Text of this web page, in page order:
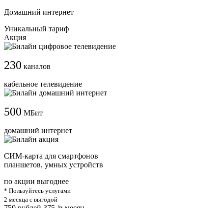
Домашний интернет
Уникальный тариф
Акция
230 каналов
кабельное телевидение
500 МБит
домашний интернет
СИМ-карта для смартфонов
планшетов, умных устройств
по акции выгоднее
* Пользуйтесь услугами
2 месяца с выгодой